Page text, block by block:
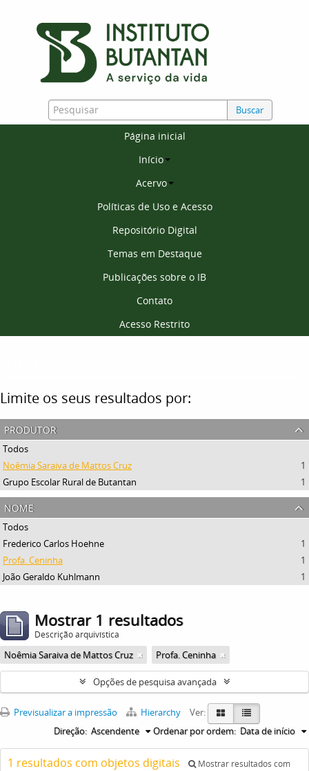
Buscar
Página inicial
Início
Acervo
Políticas de Uso e Acesso
Repositório Digital
Temas em Destaque
Publicações sobre o IB
Contato
Acesso Restrito
Limite os seus resultados por:
produtor
Todos
Noêmia Saraiva de Mattos Cruz
1
Grupo Escolar Rural de Butantan
1
nome
Todos
Frederico Carlos Hoehne
1
Profa. Ceninha
1
João Geraldo Kuhlmann
1
Mostrar 1 resultados
Descrição arquivística
Noêmia Saraiva de Mattos Cruz Profa. Ceninha
Opções de pesquisa avançada
Previsualizar a impressão Hierarchy
Ver:
Ordenar por ordem: Data de início
Direção: Ascendente
1 resultados com objetos digitais
Mostrar resultados com